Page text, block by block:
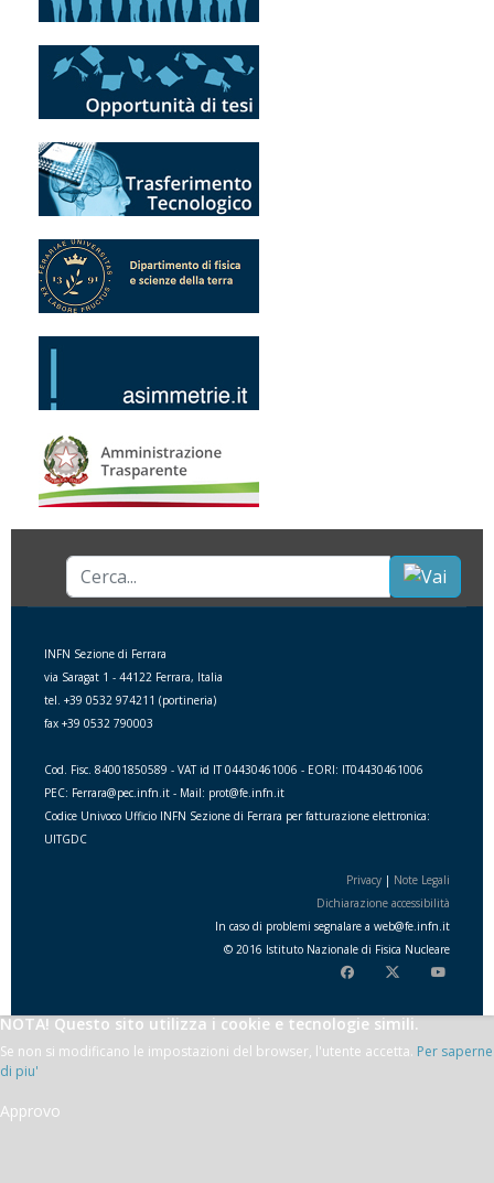
Cerca...
INFN Sezione di Ferrara
via Saragat 1 - 44122 Ferrara, Italia
tel. +39 0532 974211 (portineria)
fax +39 0532 790003
Cod. Fisc. 84001850589 - VAT id IT 04430461006 - EORI: IT04430461006
PEC: Ferrara@pec.infn.it - Mail: prot@fe.infn.it
Codice Univoco Ufficio INFN Sezione di Ferrara per fatturazione elettronica:
UITGDC
Privacy | Note Legali
Dichiarazione accessibilità
In caso di problemi segnalare a web@fe.infn.it
© 2016 Istituto Nazionale di Fisica Nucleare
NOTA! Questo sito utilizza i cookie e tecnologie simili.
Se non si modificano le impostazioni del browser, l'utente accetta. Per saperne
di piu'
Approvo